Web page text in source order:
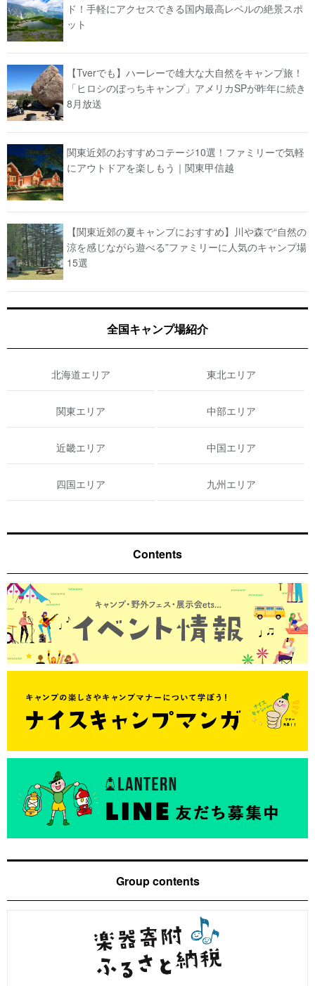
ド！手軽にアクセスできる国内最高レベルの絶景スポ
ット
【Tverでも】ハーレーで雄大な大自然をキャンプ旅！
「ヒロシのぼっちキャンプ」アメリカSPが昨年に続き
8月放送
関東近郊のおすすめコテージ10選！ファミリーで気軽
にアウトドアを楽しもう｜関東甲信越
【関東近郊の夏キャンプにおすすめ】川や森で“自然の
涼を感じながら遊べる”ファミリーに人気のキャンプ場
15選
全国キャンプ場紹介
北海道エリア 東北エリア
関東エリア 中部エリア
近畿エリア 中国エリア
四国エリア 九州エリア
Contents
Group contents